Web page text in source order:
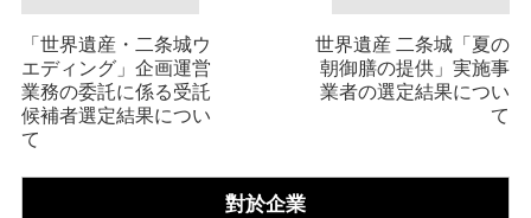
「世界遺産・二条城ウ
エディング」企画運営
業務の委託に係る受託
候補者選定結果につい
て
世界遺産 二条城「夏の
朝御膳の提供」実施事
業者の選定結果につい
て
對於企業